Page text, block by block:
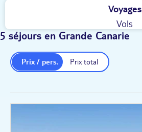
Voyages
Vols
5 séjours en Grande Canarie
Prix total
Prix / pers.